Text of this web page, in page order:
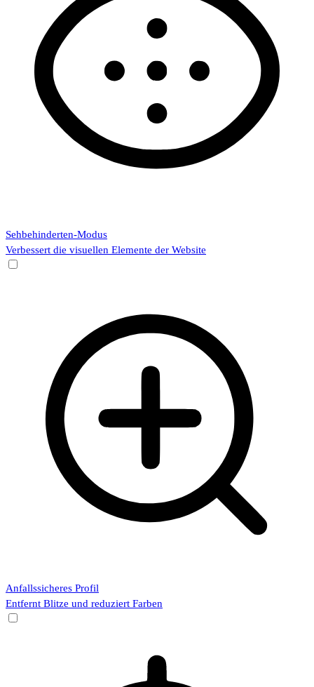
Sehbehinderten-Modus
Verbessert die visuellen Elemente der Website
Anfallssicheres Profil
Entfernt Blitze und reduziert Farben